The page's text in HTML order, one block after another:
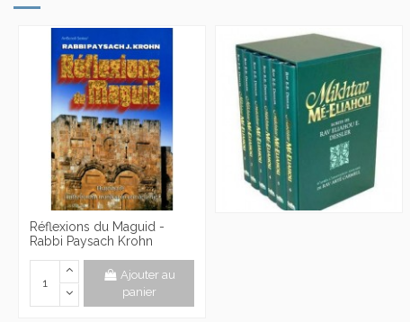
Réflexions du Maguid -
Rabbi Paysach Krohn
Ajouter au
panier